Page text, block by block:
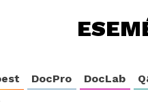
DocPro DocLab